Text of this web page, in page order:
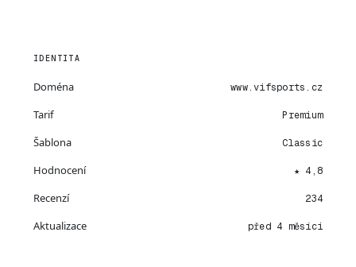
IDENTITA
Doména www.vifsports.cz
Tarif Premium
Šablona Classic
Hodnocení ★ 4,8
Recenzí 234
Aktualizace před 4 měsíci